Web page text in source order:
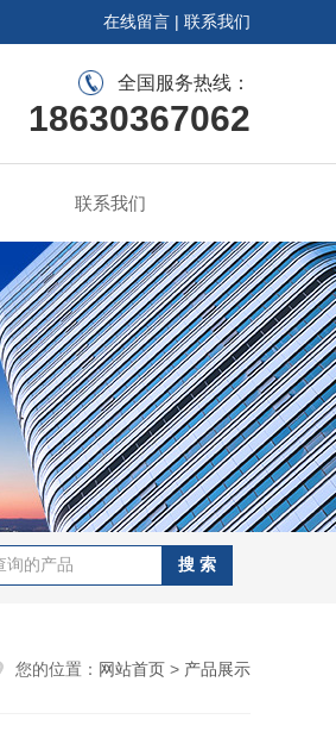
在线留言 | 联系我们
全国服务热线：
18630367062
联系我们
您的位置： 网站首页 > 产品展示